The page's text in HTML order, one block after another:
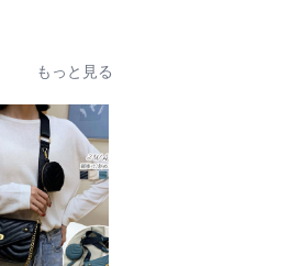
もっと見る